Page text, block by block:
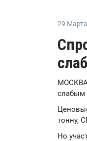
29 Марта
слабым
тонну,
Но